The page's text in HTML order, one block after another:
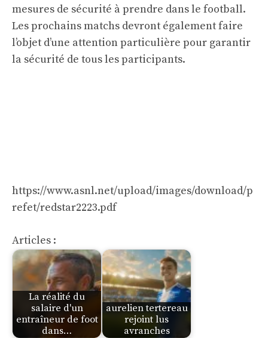
mesures de sécurité à prendre dans le football.
Les prochains matchs devront également faire
l’objet d’une attention particulière pour garantir
la sécurité de tous les participants.
https://www.asnl.net/upload/images/download/p
refet/redstar2223.pdf
Articles :
La réalité du
salaire d'un
entraîneur de foot
dans…
aurelien tertereau
rejoint lus
avranches